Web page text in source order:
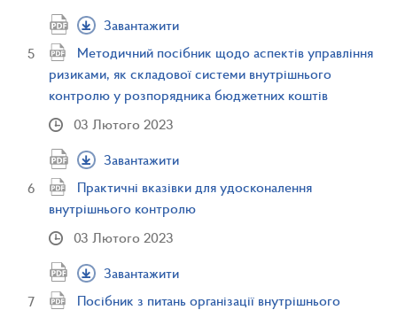
Завантажити
Методичний посібник щодо аспектів управління
ризиками, як складової системи внутрішнього
контролю у розпорядника бюджетних коштів
03 Лютого 2023
Завантажити
Практичні вказівки для удосконалення
внутрішнього контролю
03 Лютого 2023
Завантажити
Посібник з питань організації внутрішнього